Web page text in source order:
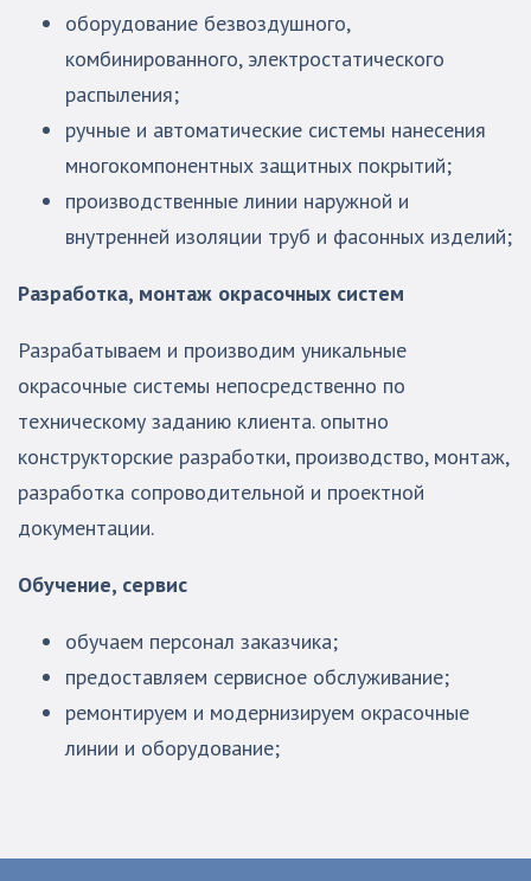
оборудование безвоздушного,
комбинированного, электростатического
распыления;
ручные и автоматические системы нанесения
многокомпонентных защитных покрытий;
производственные линии наружной и
внутренней изоляции труб и фасонных изделий;
Разработка, монтаж окрасочных систем
Разрабатываем и производим уникальные
окрасочные системы непосредственно по
техническому заданию клиента. опытно
конструкторские разработки, производство, монтаж,
разработка сопроводительной и проектной
документации.
Обучение, сервис
обучаем персонал заказчика;
предоставляем сервисное обслуживание;
ремонтируем и модернизируем окрасочные
линии и оборудование;